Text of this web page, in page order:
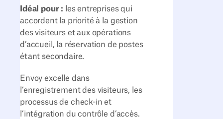
Idéal pour : les entreprises qui
accordent la priorité à la gestion
des visiteurs et aux opérations
d’accueil, la réservation de postes
étant secondaire.
Envoy excelle dans
l’enregistrement des visiteurs, les
processus de check-in et
l’intégration du contrôle d’accès.